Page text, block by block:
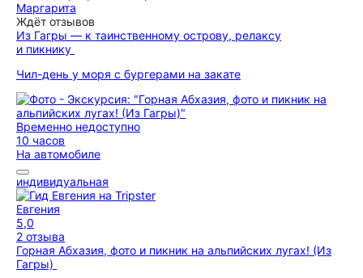
Маргарита
Ждёт отзывов
Из Гагры — к таинственному острову, релаксу
и пикнику
Чил-день у моря с бургерами на закате
Временно недоступно
10 часов
На автомобиле
индивидуальная
Евгения
5,0
2 отзыва
Горная Абхазия, фото и пикник на альпийских лугах! (Из
Гагры)